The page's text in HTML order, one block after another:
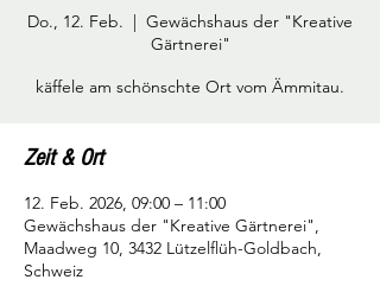
Do., 12. Feb.
  |
Gewächshaus der "Kreative
Gärtnerei"
käffele am schönschte Ort vom Ämmitau.
Zeit & Ort
12. Feb. 2026, 09:00 – 11:00
Gewächshaus der "Kreative Gärtnerei",
Maadweg 10, 3432 Lützelflüh-Goldbach,
Schweiz